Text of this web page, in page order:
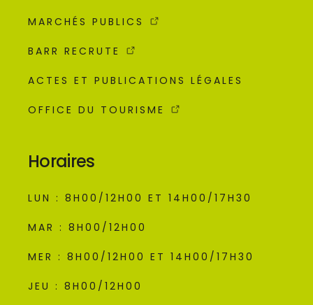
MARCHÉS PUBLICS
BARR RECRUTE
ACTES ET PUBLICATIONS LÉGALES
OFFICE DU TOURISME
Horaires
LUN : 8H00/12H00 ET 14H00/17H30
MAR : 8H00/12H00
MER : 8H00/12H00 ET 14H00/17H30
JEU : 8H00/12H00